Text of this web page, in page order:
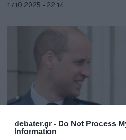
debater.gr - Do Not Process
Information
17.10.2025 - 22:14